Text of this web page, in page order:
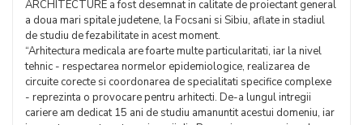
ARCHITECTURE a fost desemnat in calitate de proiectant general
a doua mari spitale judetene, la Focsani si Sibiu, aflate in stadiul
de studiu de fezabilitate in acest moment.
“Arhitectura medicala are foarte multe particularitati, iar la nivel
tehnic - respectarea normelor epidemiologice, realizarea de
circuite corecte si coordonarea de specialitati specifice complexe
- reprezinta o provocare pentru arhitecti. De-a lungul intregii
cariere am dedicat 15 ani de studiu amanuntit acestui domeniu, iar